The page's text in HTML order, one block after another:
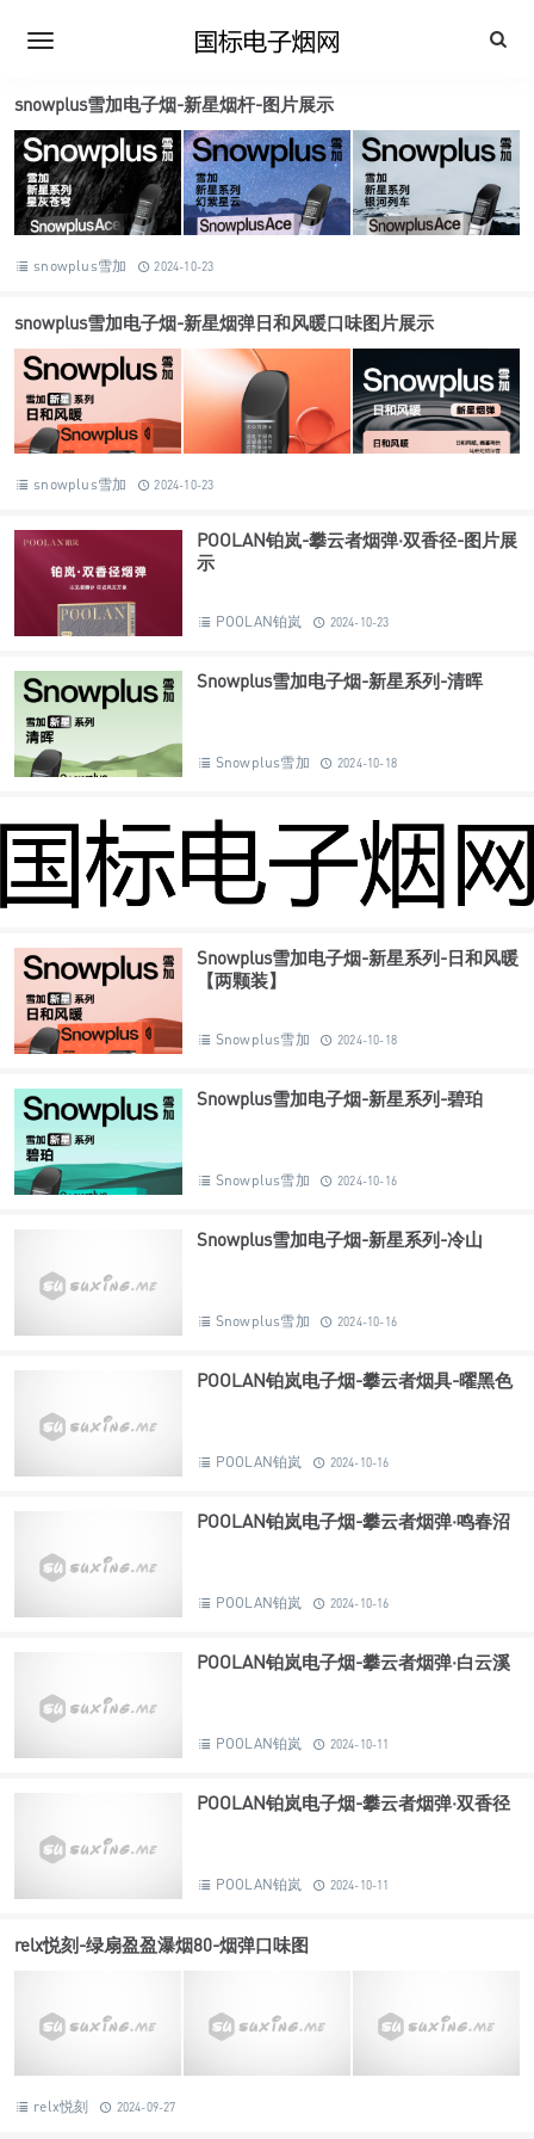
snowplus雪加电子烟-新星烟杆-图片展示
snowplus雪加 2024-10-23
snowplus雪加电子烟-新星烟弹日和风暖口味图片展示
snowplus雪加 2024-10-23
POOLAN铂岚-攀云者烟弹·双香径-图片展
示
POOLAN铂岚 2024-10-23
Snowplus雪加电子烟-新星系列-清晖
Snowplus雪加 2024-10-18
Snowplus雪加电子烟-新星系列-日和风暖
【两颗装】
Snowplus雪加 2024-10-18
Snowplus雪加电子烟-新星系列-碧珀
Snowplus雪加 2024-10-16
Snowplus雪加电子烟-新星系列-冷山
Snowplus雪加 2024-10-16
POOLAN铂岚电子烟-攀云者烟具-曜黑色
POOLAN铂岚 2024-10-16
POOLAN铂岚电子烟-攀云者烟弹·鸣春沼
POOLAN铂岚 2024-10-16
POOLAN铂岚电子烟-攀云者烟弹·白云溪
POOLAN铂岚 2024-10-11
POOLAN铂岚电子烟-攀云者烟弹·双香径
POOLAN铂岚 2024-10-11
relx悦刻-绿扇盈盈瀑烟80-烟弹口味图
relx悦刻 2024-09-27